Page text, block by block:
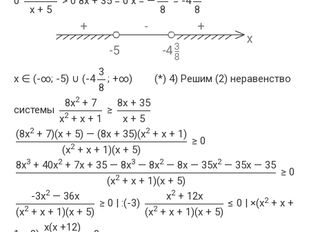
x + 5
8
8
x ∈ (-∞; -5) ∪ (-4
3
8
; +∞) (*) 4) Решим (2) неравенство
системы
8x2+ 7
x2+ x + 1
≥
8x + 35
x + 5
(8x2+ 7)(x + 5) — (8x + 35)(x2+ x + 1)
(x2+ x + 1)(x + 5)
≥ 0
8x3 + 40x2+ 7x + 35 — 8x3 — 8x2— 8x — 35x2— 35x — 35
(x2+ x + 1)(x + 5)
≥ 0
-3x2— 36x
(x2+ x + 1)(x + 5)
≥ 0 | :(-3)
x2+ 12x
(x2+ x + 1)(x + 5)
≤ 0 | ×(x2+ x +
x(x +12)